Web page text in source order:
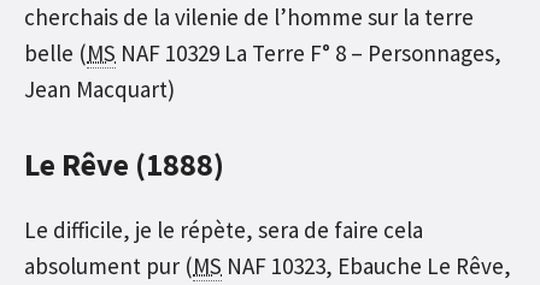
cherchais de la vilenie de l’homme sur la terre
belle (MS NAF 10329 La Terre F° 8 – Personnages,
Jean Macquart)
Le Rêve (1888)
Le difficile, je le répète, sera de faire cela
absolument pur (MS NAF 10323, Ebauche Le Rêve,